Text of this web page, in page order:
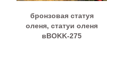
бронзовая статуя
оленя, статуи оленя
вBOKK-275